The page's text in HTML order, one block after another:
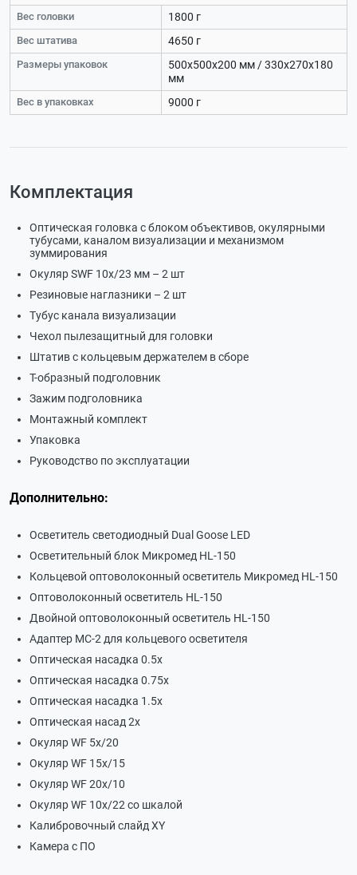
Вес головки 1800 г
Вес штатива 4650 г
Размеры упаковок
500х500х200 мм / 330х270х180
мм
Вес в упаковках 9000 г
Комплектация
Оптическая головка с блоком объективов, окулярными
тубусами, каналом визуализации и механизмом
зуммирования
Окуляр SWF 10х/23 мм – 2 шт
Резиновые наглазники – 2 шт
Тубус канала визуализации
Чехол пылезащитный для головки
Штатив с кольцевым держателем в сборе
Т-образный подголовник
Зажим подголовника
Монтажный комплект
Упаковка
Руководство по эксплуатации
Дополнительно:
Осветитель светодиодный Dual Goose LED
Осветительный блок Микромед HL-150
Кольцевой оптоволоконный осветитель Микромед HL-150
Оптоволоконный осветитель HL-150
Двойной оптоволоконный осветитель HL-150
Адаптер МС-2 для кольцевого осветителя
Оптическая насадка 0.5х
Оптическая насадка 0.75х
Оптическая насадка 1.5х
Оптическая насад 2х
Окуляр WF 5х/20
Окуляр WF 15х/15
Окуляр WF 20х/10
Окуляр WF 10х/22 со шкалой
Калибровочный слайд XY
Камера с ПО